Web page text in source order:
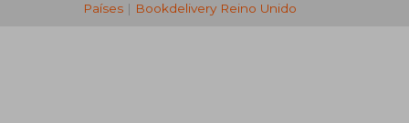
Países | Bookdelivery Reino Unido